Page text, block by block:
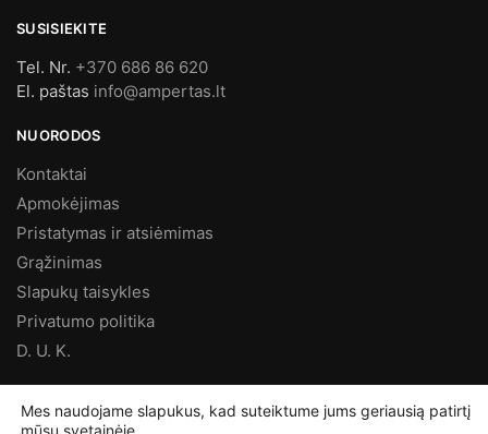
SUSISIEKITE
Tel. Nr. +370 686 86 620
El. paštas info@ampertas.lt
NUORODOS
Kontaktai
Apmokėjimas
Pristatymas ir atsiėmimas
Grąžinimas
Slapukų taisykles
Privatumo politika
D. U. K.
Mes naudojame slapukus, kad suteiktume jums geriausią patirtį
mūsų svetainėje.